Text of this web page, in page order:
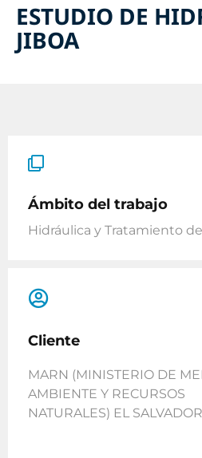
ESTUDIO DE
JIBOA
Ámbito del trabajo
Hidráulica y Tratamiento
Cliente
MARN (MINISTERIO DE
AMBIENTE Y RECURSOS
NATURALES) EL SALVADOR